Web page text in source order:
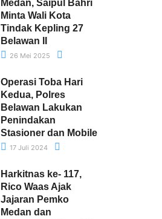
Medan, Saipul Bahri
Minta Wali Kota
Tindak Kepling 27
Belawan II
26 Mei 2025
Operasi Toba Hari
Kedua, Polres
Belawan Lakukan
Penindakan
Stasioner dan Mobile
17 Juli 2024
Harkitnas ke- 117,
Rico Waas Ajak
Jajaran Pemko
Medan dan